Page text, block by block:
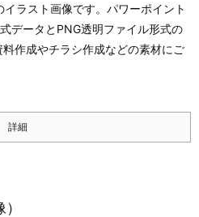
イラスト画像です。パワーポイント
データとPNG透明ファイル形式の
作成やチラシ作成などの素材にご
詳細